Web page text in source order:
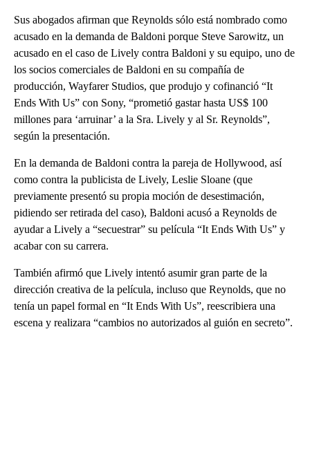
Sus abogados afirman que Reynolds sólo está nombrado como
acusado en la demanda de Baldoni porque Steve Sarowitz, un
acusado en el caso de Lively contra Baldoni y su equipo, uno de
los socios comerciales de Baldoni en su compañía de
producción, Wayfarer Studios, que produjo y cofinanció “It
Ends With Us” con Sony, “prometió gastar hasta US$ 100
millones para ‘arruinar’ a la Sra. Lively y al Sr. Reynolds”,
según la presentación.
En la demanda de Baldoni contra la pareja de Hollywood, así
como contra la publicista de Lively, Leslie Sloane (que
previamente presentó su propia moción de desestimación,
pidiendo ser retirada del caso), Baldoni acusó a Reynolds de
ayudar a Lively a “secuestrar” su película “It Ends With Us” y
acabar con su carrera.
También afirmó que Lively intentó asumir gran parte de la
dirección creativa de la película, incluso que Reynolds, que no
tenía un papel formal en “It Ends With Us”, reescribiera una
escena y realizara “cambios no autorizados al guión en secreto”.